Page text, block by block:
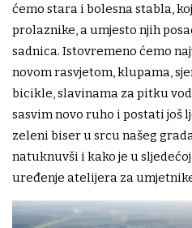
ćemo stara i bolesna stabla,
prolaznike, a umjesto njih
sadnica. Istovremeno ćemo
novom rasvjetom, klupama,
bicikle, slavinama za pitku
sasvim novo ruho i postati još
zeleni biser u srcu našeg
natuknuvši i kako je u
uređenje atelijera za